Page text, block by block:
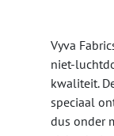
Vyva
niet-
kwaliteit.
speciaal
dus onder